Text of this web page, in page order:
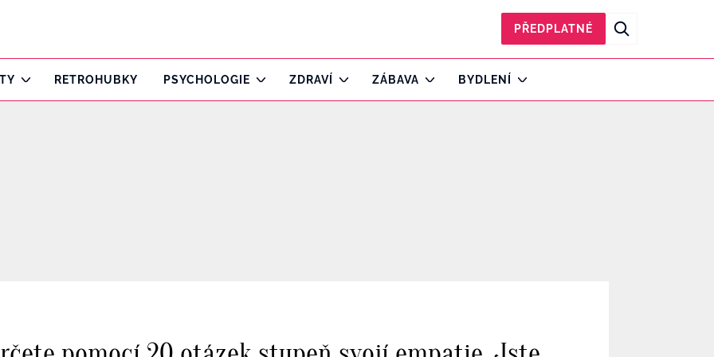
PŘEDPLATNÉ
RETROHUBKY PSYCHOLOGIE ZDRAVÍ ZÁBAVA BYDLENÍ